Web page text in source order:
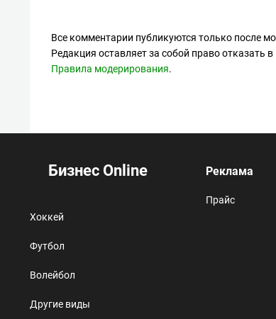
Все комментарии публикуются только после
Редакция оставляет за собой право отказать
Правила модерирования.
Бизнес Online
Хоккей
Футбол
Волейбол
Другие виды
Реклама
Прайс